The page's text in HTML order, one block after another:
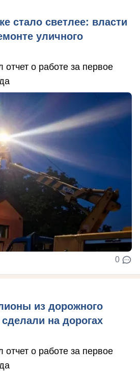
стало светлее: власти
уличного
отчет о работе за первое
0
из дорожного
на дорогах
отчет о работе за первое